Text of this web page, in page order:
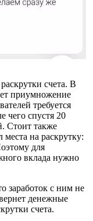
счета. В
приумножение
требуется
чего спустя 20
Стоит также
на раскрутку:
для
вклада нужно
заработок с ним не
денежные
счета.